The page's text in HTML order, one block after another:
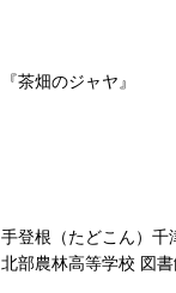
『茶畑のジャヤ』
手登根（たどこん）千
北部農林高等学校 図書